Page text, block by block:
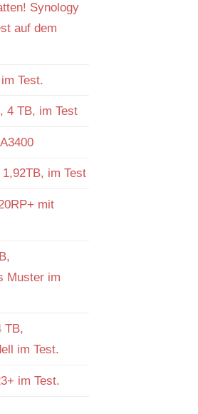
Synology
auf dem
Test.
4 TB, im Test
im Test
mit
Muster im
TB,
im Test.
im Test.